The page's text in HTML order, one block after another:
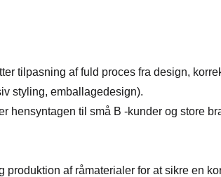
tilpasning af fuld proces fra design,
styling, emballagedesign).
hensyntagen til små B -kunder og store
produktion af råmaterialer for at sikre en